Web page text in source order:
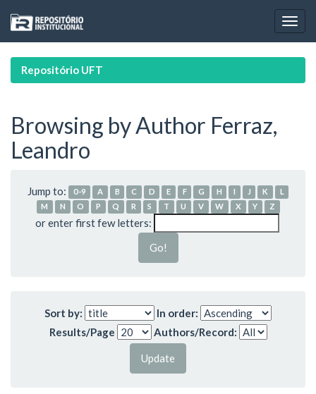
navigation
Repositório UFT
Browsing by Author Ferraz,
Leandro
Jump to: 0-9 A B C D E F G H I J K
L
M
N O P Q R S T U V W X Y Z
or enter first few letters:
Sort by:
In order:
Results/Page
Authors/Record: